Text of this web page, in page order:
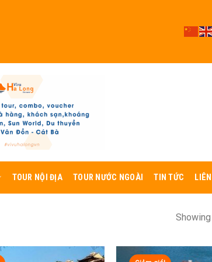
TOUR NỘI ĐỊA TOUR NƯỚC NGOÀI TIN TỨC